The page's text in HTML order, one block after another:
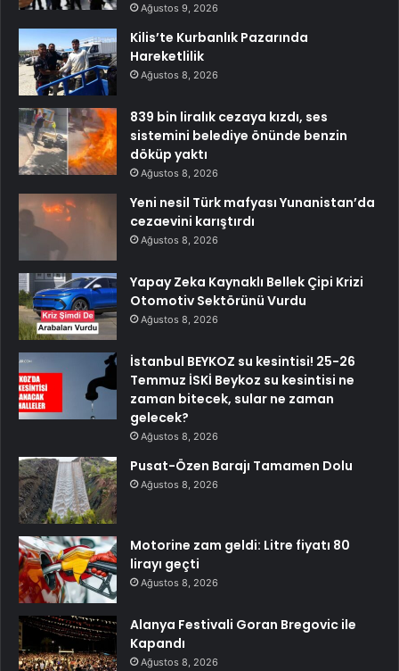
Ağustos 9, 2026
Kilis’te Kurbanlık Pazarında
Hareketlilik
Ağustos 8, 2026
839 bin liralık cezaya kızdı, ses
sistemini belediye önünde benzin
döküp yaktı
Ağustos 8, 2026
Yeni nesil Türk mafyası Yunanistan’da
cezaevini karıştırdı
Ağustos 8, 2026
Yapay Zeka Kaynaklı Bellek Çipi Krizi
Otomotiv Sektörünü Vurdu
Ağustos 8, 2026
İstanbul BEYKOZ su kesintisi! 25-26
Temmuz İSKİ Beykoz su kesintisi ne
zaman bitecek, sular ne zaman
gelecek?
Ağustos 8, 2026
Pusat-Özen Barajı Tamamen Dolu
Ağustos 8, 2026
Motorine zam geldi: Litre fiyatı 80
lirayı geçti
Ağustos 8, 2026
Alanya Festivali Goran Bregovic ile
Kapandı
Ağustos 8, 2026